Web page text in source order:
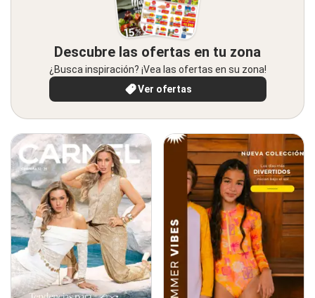
Descubre las ofertas en tu zona
¿Busca inspiración? ¡Vea las ofertas en su zona!
Ver ofertas